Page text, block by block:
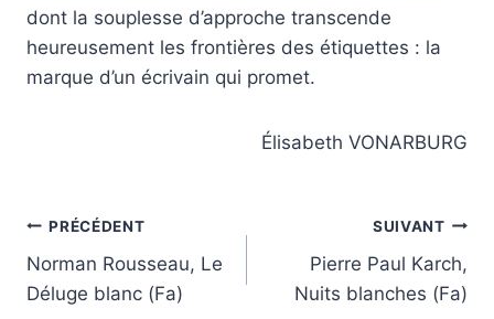
dont la souplesse d’approche transcende
heureusement les frontières des étiquettes : la
marque d’un écrivain qui promet.
Élisabeth VONARBURG
Navigation
de
PRÉCÉDENT
Norman Rousseau, Le
Déluge blanc (Fa)
SUIVANT
Pierre Paul Karch,
Nuits blanches (Fa)